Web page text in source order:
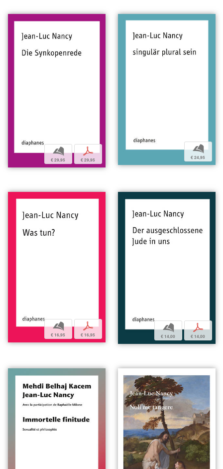
b
€ 29,95
p
€ 29,95
b
€ 24,95
b
€ 16,95
p
€ 16,95
b
€ 14,00
p
€ 14,00